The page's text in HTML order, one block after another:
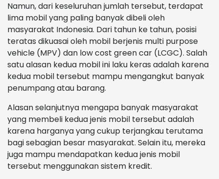
Namun, dari keseluruhan jumlah tersebut, terdapat
lima mobil yang paling banyak dibeli oleh
masyarakat Indonesia. Dari tahun ke tahun, posisi
teratas dikuasai oleh mobil berjenis multi purpose
vehicle (MPV) dan low cost green car (LCGC). Salah
satu alasan kedua mobil ini laku keras adalah karena
kedua mobil tersebut mampu mengangkut banyak
penumpang atau barang.
Alasan selanjutnya mengapa banyak masyarakat
yang membeli kedua jenis mobil tersebut adalah
karena harganya yang cukup terjangkau terutama
bagi sebagian besar masyarakat. Selain itu, mereka
juga mampu mendapatkan kedua jenis mobil
tersebut menggunakan sistem kredit.